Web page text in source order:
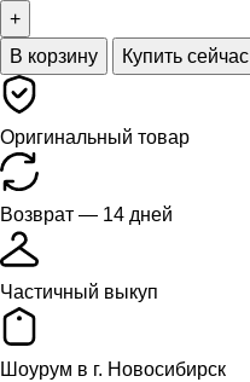
В корзину Купить сейчас
Оригинальный товар
Возврат — 14 дней
Частичный выкуп
Шоурум в г. Новосибирск